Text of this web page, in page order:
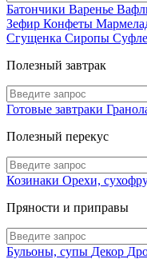
Батончики Варенье
Зефир Конфеты
Сгущенка Сиропы Суфле
Полезный завтрак
Готовые завтраки
Полезный перекус
Козинаки Орехи,
Пряности и приправы
Бульоны, супы Декор